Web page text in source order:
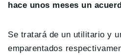
hace unos meses un
Se tratará de un utilitario y
emparentados